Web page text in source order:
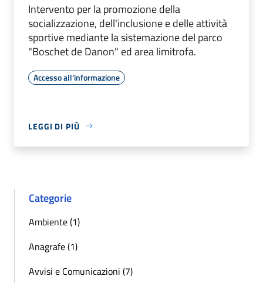
Intervento per la promozione della
socializzazione, dell'inclusione e delle attività
sportive mediante la sistemazione del parco
"Boschet de Danon" ed area limitrofa.
Accesso all'informazione
LEGGI DI PIÙ
Categorie
Ambiente (1)
Anagrafe (1)
Avvisi e Comunicazioni (7)